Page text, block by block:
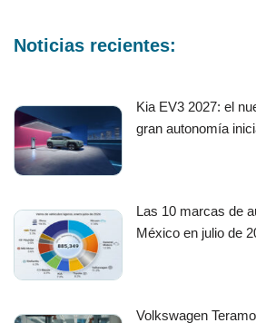
Noticias recientes:
Kia EV3 2027: el
gran autonomía
Las 10 marcas de
México en julio de
Volkswagen